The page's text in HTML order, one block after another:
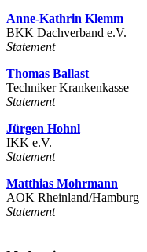
Anne-Kathrin Klemm
BKK Dachverband e.V.
Statement
Thomas Ballast
Techniker Krankenkasse
Statement
Jürgen Hohnl
IKK e.V.
Statement
Matthias Mohrmann
AOK Rheinland/Hamburg
Statement